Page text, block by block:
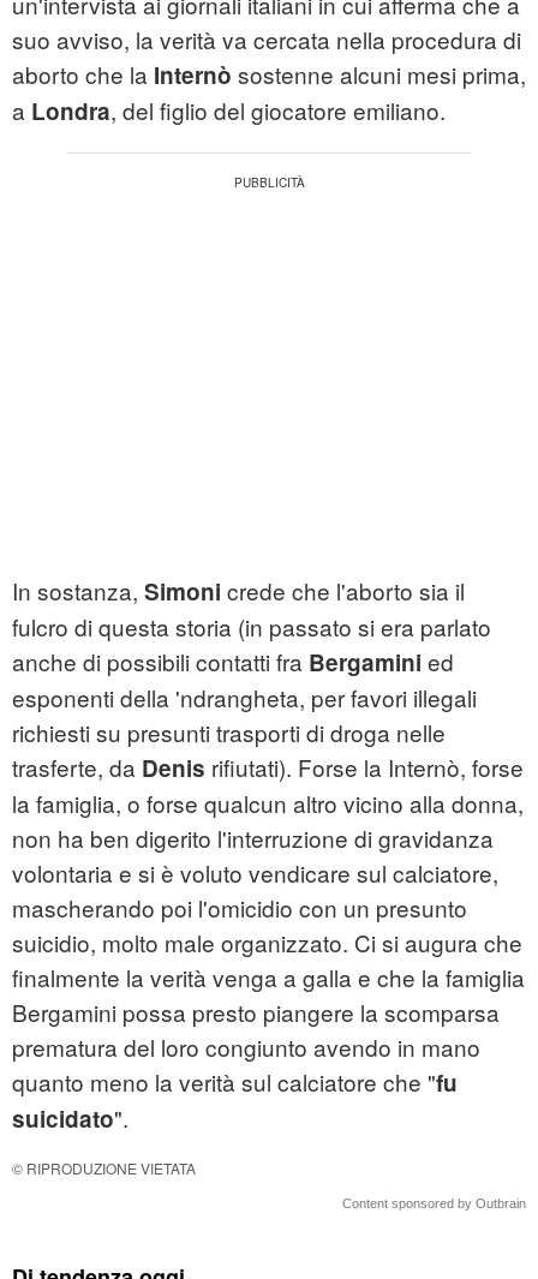
suo avviso, la verità va cercata nella procedura di
aborto che la Internò sostenne alcuni mesi prima,
a Londra, del figlio del giocatore emiliano.
In sostanza, Simoni crede che l'aborto sia il
fulcro di questa storia (in passato si era parlato
anche di possibili contatti fra Bergamini ed
esponenti della 'ndrangheta, per favori illegali
richiesti su presunti trasporti di droga nelle
trasferte, da Denis rifiutati). Forse la Internò, forse
la famiglia, o forse qualcun altro vicino alla donna,
non ha ben digerito l'interruzione di gravidanza
volontaria e si è voluto vendicare sul calciatore,
mascherando poi l'omicidio con un presunto
suicidio, molto male organizzato. Ci si augura che
finalmente la verità venga a galla e che la famiglia
Bergamini possa presto piangere la scomparsa
prematura del loro congiunto avendo in mano
quanto meno la verità sul calciatore che "fu
suicidato".
© RIPRODUZIONE VIETATA
Content sponsored by Outbrain